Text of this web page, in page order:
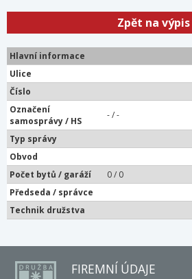
Zpět na výpis
Hlavní informace
Ulice
Číslo
Označení
samosprávy / HS
- / -
Typ správy
Obvod
Počet bytů / garáží
0 / 0
Předseda / správce
Technik družstva
FIREMNÍ ÚDAJE